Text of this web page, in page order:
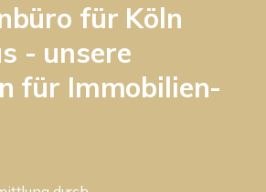
für Köln
- unsere
für Immobilien-